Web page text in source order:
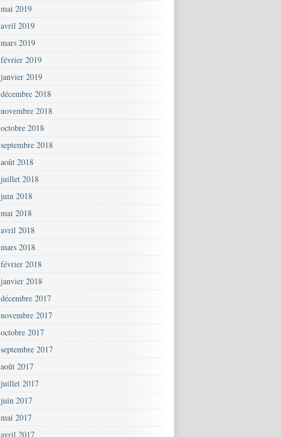
mai 2019
avril 2019
mars 2019
février 2019
janvier 2019
décembre 2018
novembre 2018
octobre 2018
septembre 2018
août 2018
juillet 2018
juin 2018
mai 2018
avril 2018
mars 2018
février 2018
janvier 2018
décembre 2017
novembre 2017
octobre 2017
septembre 2017
août 2017
juillet 2017
juin 2017
mai 2017
avril 2017